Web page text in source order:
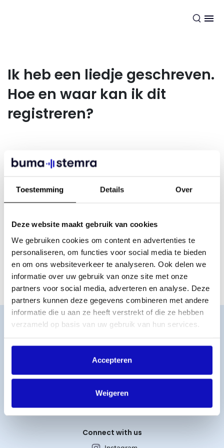
Toestemming Details Over
Deze website maakt gebruik van cookies
We gebruiken cookies om content en advertenties te
personaliseren, om functies voor social media te bieden
en om ons websiteverkeer te analyseren. Ook delen we
informatie over uw gebruik van onze site met onze
partners voor social media, adverteren en analyse. Deze
partners kunnen deze gegevens combineren met andere
informatie die u aan ze heeft verstrekt of die ze hebben
verzameld op basis van uw gebruik van hun services.
Accepteren
Weigeren
Ik heb een liedje geschreven.
Hoe en waar kan ik dit
registreren?
automatisch auteursrecht op. Hier hoef je verder niets
naar
www.auteursrecht.nl
Soms moet je bewijzen dat je de maker van een
waarop dit gemaakt is te registreren bij een notaris. Een
andere mogelijkheid is om een I-DEPOT in te dienen bij
het Benelux-Bureau voor de Intellectuele Eigendom
www.boip.int). Hier upload je vervolgens een
audiobestand.
Licentie afsluiten
Titelcatalogus
Veelgestelde vragen
Werken bij BumaStemra
Connect with us